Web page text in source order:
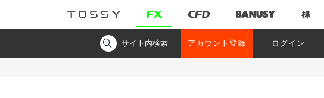
サイト内検索 アカウント登録 ログイン